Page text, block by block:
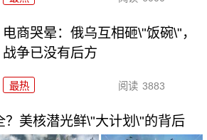
电商哭晕：俄乌互相砸\"饭碗\"，
战争已没有后方
最热 阅读 3883
？美核潜光鲜\"大计划\"的背后